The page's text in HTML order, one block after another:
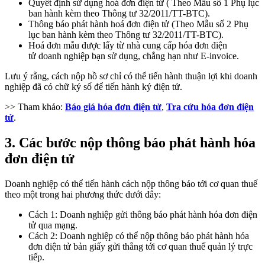
Quyết định sử dụng hoá đơn điện tử ( Theo Mẫu số 1 Phụ lục
ban hành kèm theo Thông tư 32/2011/TT-BTC).
Thông báo phát hành hoá đơn điện tử (Theo Mẫu số 2 Phụ
lục ban hành kèm theo Thông tư 32/2011/TT-BTC).
Hoá đơn mẫu được lấy từ nhà cung cấp hóa đơn điện
tử doanh nghiệp bạn sử dụng, chẳng hạn như E-invoice.
Lưu ý rằng, cách nộp hồ sơ chỉ có thể tiến hành thuận lợi khi doanh
nghiệp đã có chữ ký số để tiến hành ký điện tử.
>> Tham khảo: Báo giá hóa đơn điện tử, Tra cứu hóa đơn điện
tử.
3. Các bước nộp thông báo phát hành hóa
đơn điện tử
Doanh nghiệp có thể tiến hành cách nộp thông báo tới cơ quan thuế
theo một trong hai phương thức dưới đây:
Cách 1: Doanh nghiệp gửi thông báo phát hành hóa đơn điện
tử qua mạng.
Cách 2: Doanh nghiệp có thể nộp thông báo phát hành hóa
đơn điện tử bản giấy gửi thẳng tới cơ quan thuế quản lý trực
tiếp.